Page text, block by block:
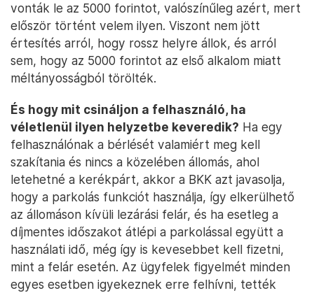
vonták le az 5000 forintot, valószínűleg azért, mert
először történt velem ilyen. Viszont nem jött
értesítés arról, hogy rossz helyre állok, és arról
sem, hogy az 5000 forintot az első alkalom miatt
méltányosságból törölték.
És hogy mit csináljon a felhasználó, ha
véletlenül ilyen helyzetbe keveredik? Ha egy
felhasználónak a bérlését valamiért meg kell
szakítania és nincs a közelében állomás, ahol
letehetné a kerékpárt, akkor a BKK azt javasolja,
hogy a parkolás funkciót használja, így elkerülhető
az állomáson kívüli lezárási felár, és ha esetleg a
díjmentes időszakot átlépi a parkolással együtt a
használati idő, még így is kevesebbet kell fizetni,
mint a felár esetén. Az ügyfelek figyelmét minden
egyes esetben igyekeznek erre felhívni, tették